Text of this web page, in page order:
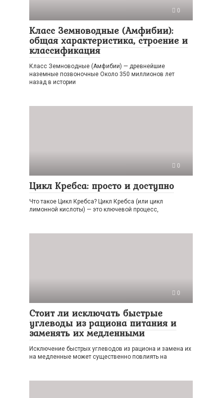
0
Класс Земноводные (Амфибии):
общая характеристика, строение и
классификация
Класс Земноводные (Амфибии) — древнейшие
наземные позвоночные Около 350 миллионов лет
назад в истории
0
Цикл Кребса: просто и доступно
Что такое Цикл Кребса? Цикл Кребса (или цикл
лимонной кислоты) — это ключевой процесс,
0
Стоит ли исключать быстрые
углеводы из рациона питания и
заменять их медленными
Исключение быстрых углеводов из рациона и замена их
на медленные может существенно повлиять на